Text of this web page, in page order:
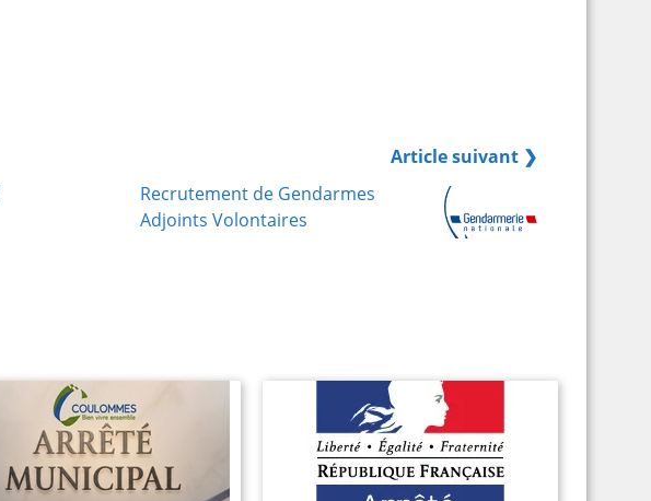
Article suivant ❯
Recrutement de Gendarmes
Adjoints Volontaires